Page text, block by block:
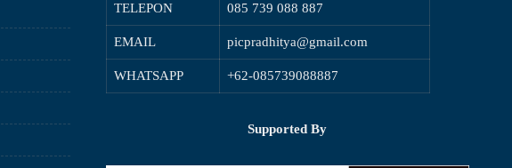
TELEPON 085 739 088 887
EMAIL picpradhitya@gmail.com
WHATSAPP +62-085739088887
Supported By